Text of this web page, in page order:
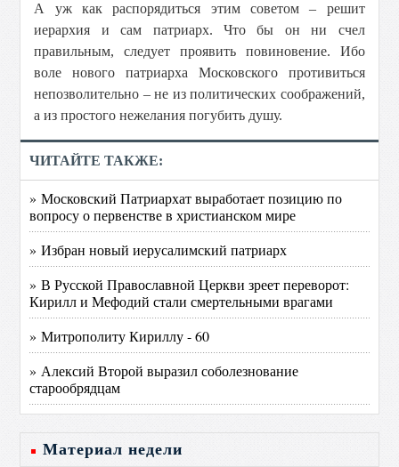
А уж как распорядиться этим советом – решит
иерархия и сам патриарх. Что бы он ни счел
правильным, следует проявить повиновение. Ибо
воле нового патриарха Московского противиться
непозволительно – не из политических соображений,
а из простого нежелания погубить душу.
ЧИТАЙТЕ ТАКЖЕ:
» Московский Патриархат выработает позицию по
вопросу о первенстве в христианском мире
» Избран новый иерусалимский патриарх
» В Русской Православной Церкви зреет переворот:
Кирилл и Мефодий стали смертельными врагами
» Митрополиту Кириллу - 60
» Алексий Второй выразил соболезнование
старообрядцам
Материал недели